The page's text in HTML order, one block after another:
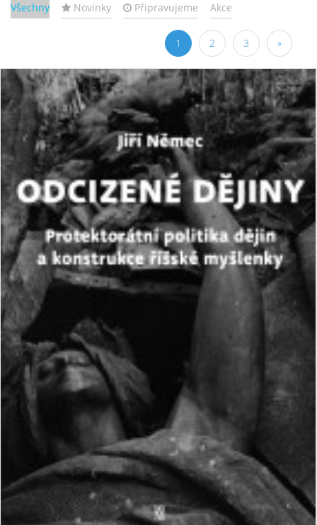
Všechny Novinky Připravujeme Akce
1 2 3 »